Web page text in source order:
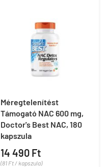
Méregtelenítést
Támogató NAC 600 mg,
Doctor's Best NAC, 180
kapszula
14 490 Ft
(81 Ft / kapszula)